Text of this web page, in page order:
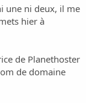
une ni deux, il me
hier à
de Planethoster
de domaine